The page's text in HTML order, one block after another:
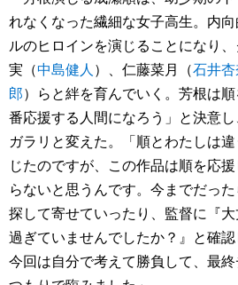
れなくなった繊細な女子高生。内
ルのヒロインを演じることになり
実（中島健人）、仁藤菜月（石井
郎）らと絆を育んでいく。芳根は
番応援する人間になろう」と決意
ガラリと変えた。「順とわたしは
じたのですが、この作品は順を応
らないと思うんです。今までだっ
探して寄せていったり、監督に『
過ぎていませんでしたか？』と確認
今回は自分で考えて勝負して、最